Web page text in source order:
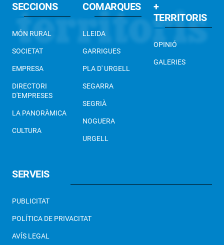
SECCIONS
MÓN RURAL
SOCIETAT
EMPRESA
DIRECTORI
D'EMPRESES
LA PANORÀMICA
CULTURA
COMARQUES
LLEIDA
GARRIGUES
PLA D' URGELL
SEGARRA
SEGRIÀ
NOGUERA
URGELL
+
TERRITORIS
OPINIÓ
GALERIES
SERVEIS
PUBLICITAT
POLÍTICA DE PRIVACITAT
AVÍS LEGAL